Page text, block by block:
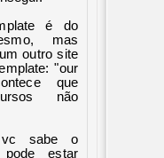
é do
mas
outro site
"our
que
não
sabe o
estar